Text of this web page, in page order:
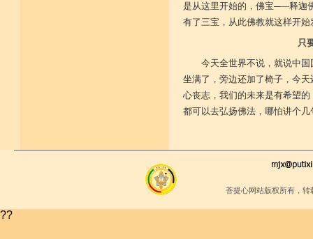
是从这里开始的，佛宝─—释迦
有了三宝，从此佛教就这样开始
只
今天全世界不说，就说中
坐满了，旁边还加了椅子，今
心丧志，我们的未来是有希望
都可以去弘扬佛法，哪怕讲个
菩提心网站版权所有，
??